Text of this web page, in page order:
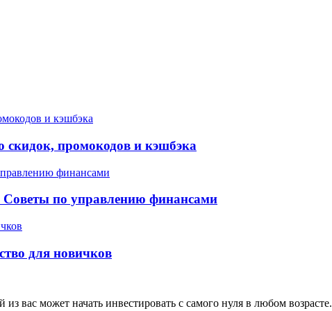
промокодов и кэшбэка
Советы по управлению финансами
для новичков
вас может начать инвестировать с самого нуля в любом возрасте.